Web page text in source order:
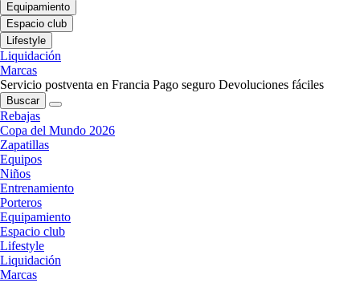
Equipamiento
Espacio club
Lifestyle
Liquidación
Marcas
Servicio postventa en Francia Pago seguro Devoluciones fáciles
Buscar
Rebajas
Copa del Mundo 2026
Zapatillas
Equipos
Niños
Entrenamiento
Porteros
Equipamiento
Espacio club
Lifestyle
Liquidación
Marcas